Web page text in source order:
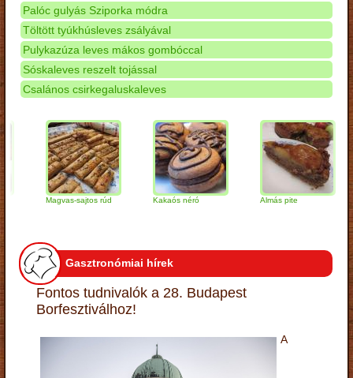
Palóc gulyás Sziporka módra
Töltött tyúkhúsleves zsályával
Pulykazúza leves mákos gombóccal
Sóskaleves reszelt tojással
Csalános csirkegaluskaleves
Magvas-sajtos rúd Kakaós néró Almás pite
Gasztronómiai hírek
Fontos tudnivalók a 28. Budapest
Borfesztiválhoz!
A